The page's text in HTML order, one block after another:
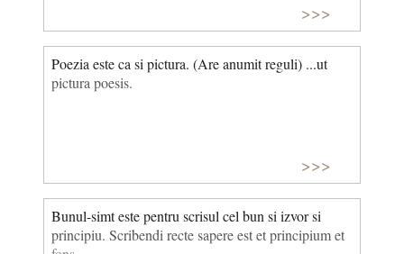
>>>
Poezia este ca si pictura. (Are anumit reguli) ...ut
pictura poesis.
>>>
Bunul-simt este pentru scrisul cel bun si izvor si
principiu. Scribendi recte sapere est et principium et